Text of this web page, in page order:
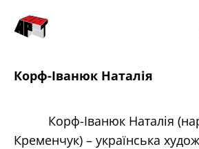
Корф-Іванюк Наталія
Корф-Іванюк Наталія
Кременчук) – українська